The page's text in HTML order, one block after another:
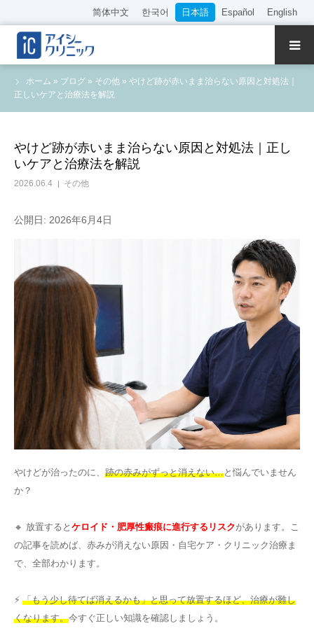
简体中文 한국어 日本語 Español English
ホーム » ブログ » その他 » やけど跡が赤いまま治らない原因と対処法｜
正しいケアと治療法を解説
やけど跡が赤いまま治らない原因と対処法｜正し
いケアと治療法を解説
2026.06.4 その他
公開日: 2026年6月4日
やけどが治ったのに、 跡の赤みがずっと消えない…と悩んでいません
か？
🔸 放置すると ケロイド・肥厚性瘢痕に進行するリスクがあります。こ
の記事を読めば、赤みが消えない原因・自宅ケア・クリニック治療ま
で、全部わかります。
⚡ 「もう少し待てば消えるかも」と思って放置するほど、治療が難し
くなります。今すぐ正しい知識を確認しましょう。
クリニック紹介
診療内容
WEB予約
料金表
採用情報
简体中文 한국어 日本語 Español
English